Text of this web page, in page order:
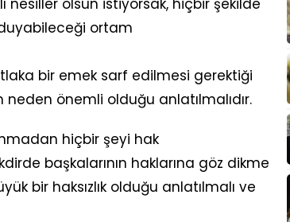
nesiller olsun istiyorsak, hiçbir şekilde
duyabileceği ortam
bir emek sarf edilmesi gerektiği
önemli olduğu anlatılmalıdır.
hiçbir şeyi hak
başkalarının haklarına göz dikme
bir haksızlık olduğu anlatılmalı ve